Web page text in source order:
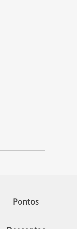
Pontos